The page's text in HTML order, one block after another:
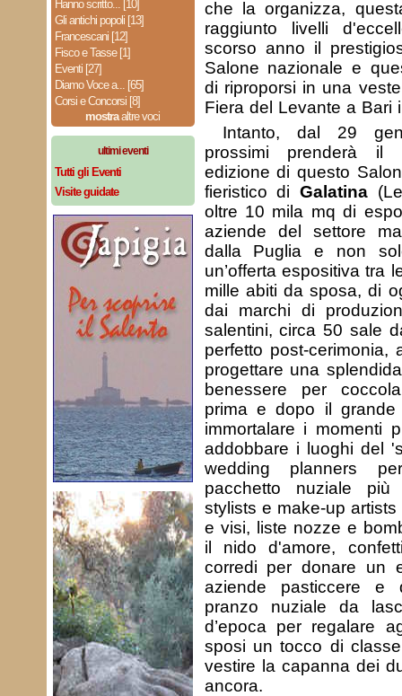
Hanno scritto... [10]
Gli antichi popoli [13]
Francescani [12]
Fisco e Tasse [1]
Eventi [27]
Diamo Voce a... [65]
Corsi e Concorsi [8]
mostraaltre voci
ultimi eventi
Tutti gli Eventi
Visite guidate
che la organizza,
raggiunto livelli
scorso anno il
Salone nazionale e
di riproporsi in una
Fiera del Levante a Bari
Intanto, dal 29
prossimi prenderà il
edizione di questo
fieristico diGalatina
oltre 10 mila mq di
aziende del settore
dalla Puglia e non
un’offerta espositiva tra
mille abiti da sposa, di
dai marchi di
salentini, circa 50 sale
perfetto post-cerimonia,
progettare una
benessere per
prima e dopo il grande
immortalare i momenti
addobbare i luoghi del
wedding planners
pacchetto nuziale
stylists e make-up
e visi, liste nozze e
il nido d'amore,
corredi per donare un
aziende pasticcere
pranzo nuziale da
d’epoca per regalare
sposi un tocco di
vestire la capanna dei
ancora.